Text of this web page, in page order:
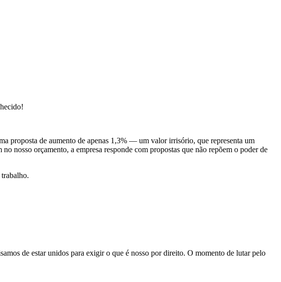
proposta de aumento de apenas 1,3% — um valor irrisório, que representa um
nosso orçamento, a empresa responde com propostas que não repõem o poder de
de estar unidos para exigir o que é nosso por direito. O momento de lutar pelo